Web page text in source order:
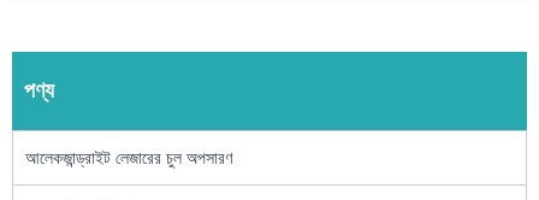
পণ্য
আলেকজান্ড্রাইট লেজারের চুল অপসারণ